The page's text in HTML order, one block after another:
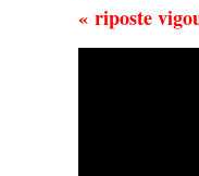
« riposte